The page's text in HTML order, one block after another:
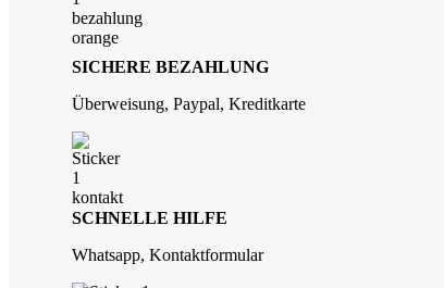
SICHERE BEZAHLUNG
Überweisung, Paypal, Kreditkarte
SCHNELLE HILFE
Whatsapp, Kontaktformular